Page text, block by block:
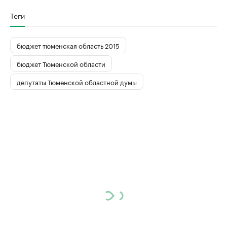
Теги
бюджет тюменская область 2015
бюджет Тюменской области
депутаты Тюменской областной думы